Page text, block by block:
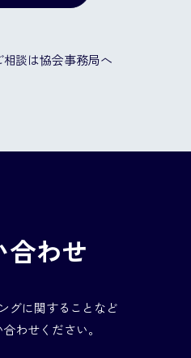
談は協会事務局へ
合わせ
グに関することなど
わせください。